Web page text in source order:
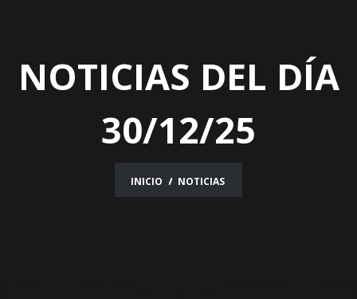
NOTICIAS DEL DÍA
30/12/25
INICIO NOTICIAS